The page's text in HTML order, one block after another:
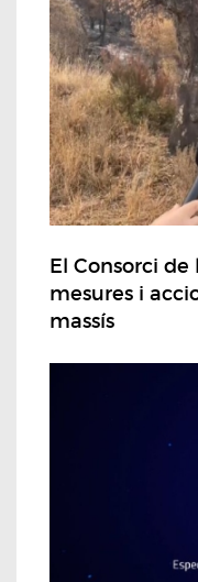
El Consorci de
mesures i
massís